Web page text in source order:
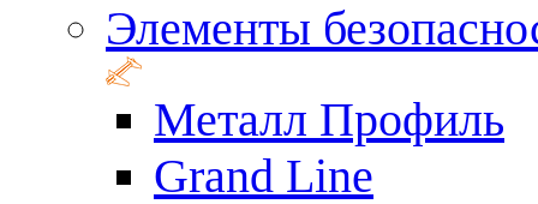
Элементы
Металл Профиль
Grand Line